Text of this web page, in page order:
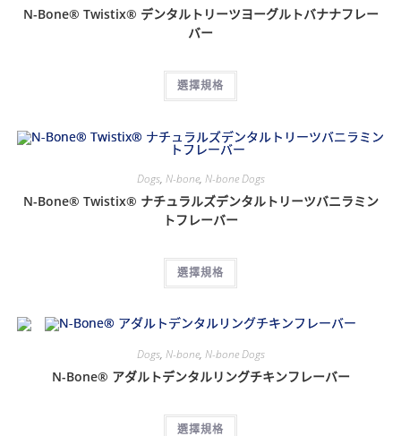
N-Bone® Twistix® デンタルトリーツヨーグルトバナナフレー
バー
選擇規格
Dogs, N-bone, N-bone Dogs
N-Bone® Twistix® ナチュラルズデンタルトリーツバニラミン
トフレーバー
選擇規格
Dogs, N-bone, N-bone Dogs
N-Bone® アダルトデンタルリングチキンフレーバー
選擇規格